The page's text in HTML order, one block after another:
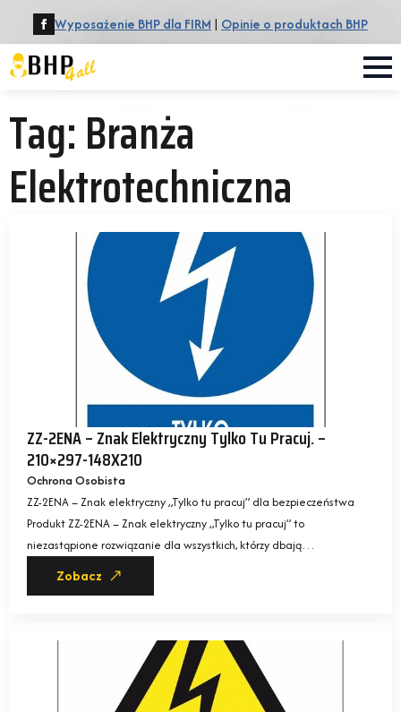
Wyposażenie BHP dla FIRM | Opinie o produktach BHP
Tag:Branża
Elektrotechniczna
ZZ-2ENA – Znak Elektryczny Tylko Tu Pracuj. –
210×297-148X210
Ochrona Osobista
ZZ-2ENA – Znak elektryczny „Tylko tu pracuj” dla bezpieczeństwa
Produkt ZZ-2ENA – Znak elektryczny „Tylko tu pracuj” to
niezastąpione rozwiązanie dla wszystkich, którzy dbają…
Zobacz